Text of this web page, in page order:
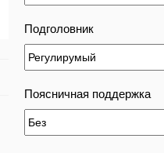
Подголовник
Поясничная поддержка